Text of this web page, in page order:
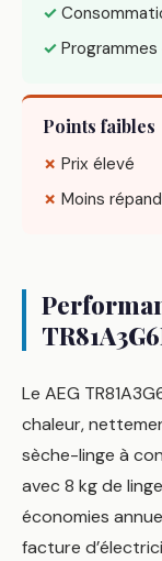
✓
✓
Points faibles
✗ Prix élevé
✗ Moins
Le AEG
chaleur,
sèche-linge à
avec 8 kg de
économies
facture